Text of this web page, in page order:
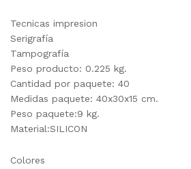
Tecnicas impresion
Serigrafía
Tampografía
Peso producto: 0.225 kg.
Cantidad por paquete: 40
Medidas paquete: 40x30x15 cm.
Peso paquete:9 kg.
Material:SILICON
Colores